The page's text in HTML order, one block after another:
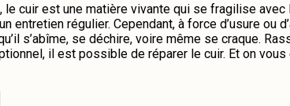
le cuir est une matière vivante qui se fragilise
entretien régulier. Cependant, à force d’usure ou
s’abîme, se déchire, voire même se craque.
il est possible de réparer le cuir. Et on